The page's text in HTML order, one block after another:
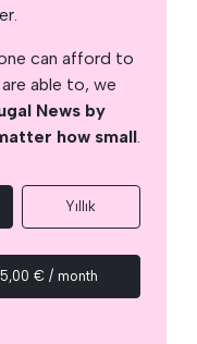
can afford to
able to, we
News by
how small.
Yıllık
5,00 € / month